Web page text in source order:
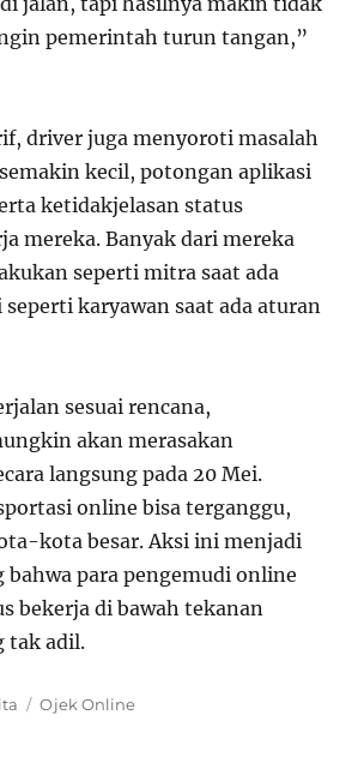
pemerintah turun tangan,”
driver juga menyoroti masalah
kecil, potongan aplikasi
ketidakjelasan status
mereka. Banyak dari mereka
seperti mitra saat ada
karyawan saat ada aturan
sesuai rencana,
akan merasakan
langsung pada 20 Mei.
online bisa terganggu,
kota besar. Aksi ini menjadi
para pengemudi online
bekerja di bawah tekanan
tak adil.
Tags
Ojek Online